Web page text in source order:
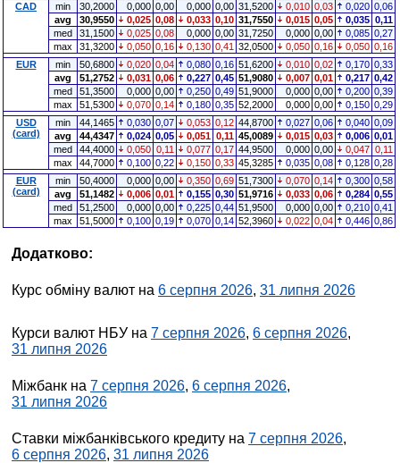
CAD
min 30,2000 0,000 0,00 0,000 0,00 31,5200 0,010 0,03 0,020 0,06
avg
30,9550 0,025 0,08 0,033 0,10 31,7550 0,015 0,05 0,035 0,11
med
31,1500 0,025 0,08 0,000 0,00 31,7250 0,000 0,00 0,085 0,27
max
31,3200 0,050 0,16 0,130 0,41 32,0500 0,050 0,16 0,050 0,16
EUR
min 50,6800 0,020 0,04 0,080 0,16 51,6200 0,010 0,02 0,170 0,33
avg
51,2752 0,031 0,06 0,227 0,45 51,9080 0,007 0,01 0,217 0,42
med
51,3500 0,000 0,00 0,250 0,49 51,9000 0,000 0,00 0,200 0,39
max
51,5300 0,070 0,14 0,180 0,35 52,2000 0,000 0,00 0,150 0,29
USD
(card)
min 44,1465 0,030 0,07 0,053 0,12 44,8700 0,027 0,06 0,040 0,09
avg
44,4347 0,024 0,05 0,051 0,11 45,0089 0,015 0,03 0,006 0,01
med
44,4000 0,050 0,11 0,077 0,17 44,9500 0,000 0,00 0,047 0,11
max
44,7000 0,100 0,22 0,150 0,33 45,3285 0,035 0,08 0,128 0,28
EUR
(card)
min 50,4000 0,000 0,00 0,350 0,69 51,7300 0,070 0,14 0,300 0,58
avg
51,1482 0,006 0,01 0,155 0,30 51,9716 0,033 0,06 0,284 0,55
med
51,2500 0,000 0,00 0,225 0,44 51,9500 0,000 0,00 0,210 0,41
max
51,5000 0,100 0,19 0,070 0,14 52,3960 0,022 0,04 0,446 0,86
Додатково:
Курс обміну валют на 6 серпня 2026, 31 липня 2026
Курси валют НБУ на 7 серпня 2026, 6 серпня 2026,
31 липня 2026
Міжбанк на 7 серпня 2026, 6 серпня 2026,
31 липня 2026
Ставки міжбанківського кредиту на 7 серпня 2026,
6 серпня 2026, 31 липня 2026